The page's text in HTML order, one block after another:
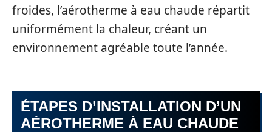
froides, l’aérotherme à eau chaude répartit
uniformément la chaleur, créant un
environnement agréable toute l’année.
ÉTAPES D’INSTALLATION D’UN
AÉROTHERME À EAU CHAUDE